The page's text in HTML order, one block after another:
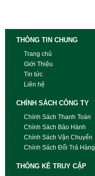
THÔNG TIN CHUNG
Trang chủ
Giới Thiệu
Tin tức
Liên hệ
CHÍNH SÁCH CÔNG TY
Chính Sách Thanh Toán
Chính Sách Bảo Hành
Chính Sách Vận Chuyển
Chính Sách Đổi Trả Hàng
THỐNG KÊ TRUY CẬP